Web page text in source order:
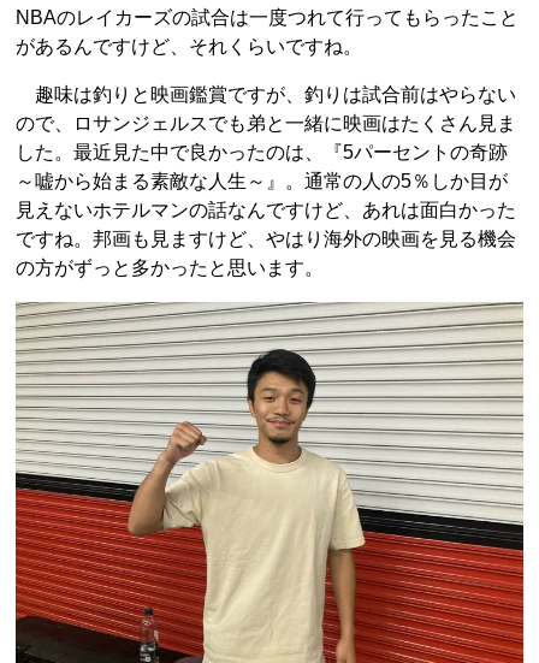
NBAのレイカーズの試合は一度つれて行ってもらったこと
があるんですけど、それくらいですね。
趣味は釣りと映画鑑賞ですが、釣りは試合前はやらない
ので、ロサンジェルスでも弟と一緒に映画はたくさん見ま
した。最近見た中で良かったのは、『5パーセントの奇跡
～嘘から始まる素敵な人生～』。通常の人の5％しか目が
見えないホテルマンの話なんですけど、あれは面白かった
ですね。邦画も見ますけど、やはり海外の映画を見る機会
の方がずっと多かったと思います。